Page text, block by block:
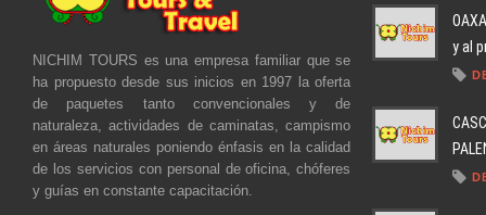
NICHIM TOURS es una empresa familiar que se
ha propuesto desde sus inicios en 1997 la oferta
de paquetes tanto convencionales y de
naturaleza, actividades de caminatas, campismo
en áreas naturales poniendo énfasis en la calidad
de los servicios con personal de oficina, chóferes
y guías en constante capacitación.
y al